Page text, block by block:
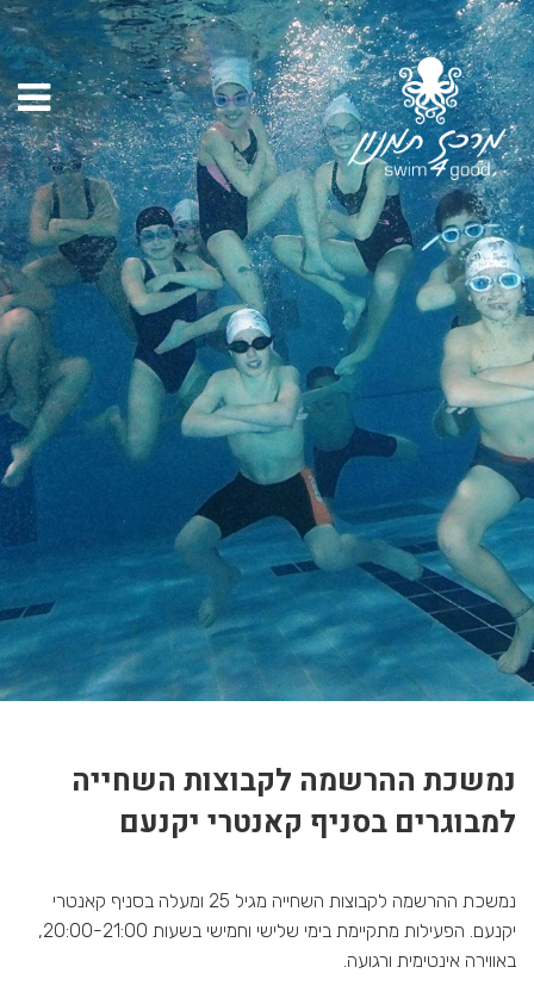
נמשכת
ההרשמה
לקבוצות
השחייה
למבוגרים בסניף
קאנטרי יקנעם
נמשכת ההרשמה לקבוצות השחייה
למבוגרים בסניף קאנטרי יקנעם
נמשכת ההרשמה לקבוצות השחייה מגיל 25 ומעלה בסניף קאנטרי
יקנעם. הפעילות מתקיימת בימי שלישי וחמישי בשעות 20:00-21:00,
באווירה אינטימית ורגועה.